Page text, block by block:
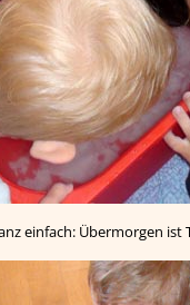
einfach: Übermorgen